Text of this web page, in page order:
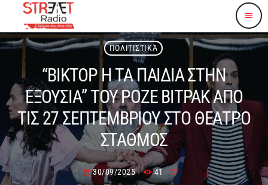
menu
ΠΟΛΙΤΙΣΤΙΚΆ
“ΒΙΚΤΟΡ Η ΤΑ ΠΑΙΔΙΑ ΣΤΗΝ
ΕΞΟΥΣΙΑ” ΤΟΥ ΡΟΖΕ ΒΙΤΡΑΚ ΑΠΟ
ΤΙΣ 27 ΣΕΠΤΕΜΒΡΙΟΥ ΣΤΟ ΘΕΑΤΡΟ
ΣΤΑΘΜΟΣ
today 30/09/2025 41